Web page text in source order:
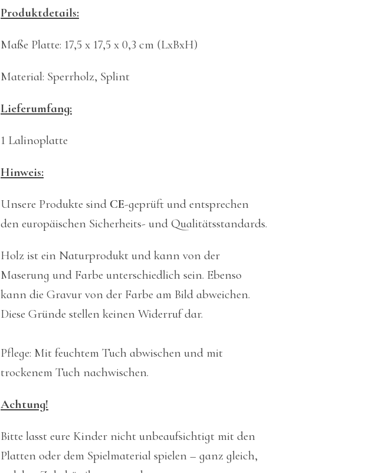
Produktdetails:
Maße Platte: 17,5 x 17,5 x 0,3 cm (LxBxH)
Material: Sperrholz, Splint
Lieferumfang:
1 Lalinoplatte
Hinweis:
Unsere Produkte sind CE-geprüft und entsprechen
den europäischen Sicherheits- und Qualitätsstandards.
Holz ist ein Naturprodukt und kann von der
Maserung und Farbe unterschiedlich sein. Ebenso
kann die Gravur von der Farbe am Bild abweichen.
Diese Gründe stellen keinen Widerruf dar.
Pflege: Mit feuchtem Tuch abwischen und mit
trockenem Tuch nachwischen.
Achtung!
Bitte lasst eure Kinder nicht unbeaufsichtigt mit den
Platten oder dem Spielmaterial spielen – ganz gleich,